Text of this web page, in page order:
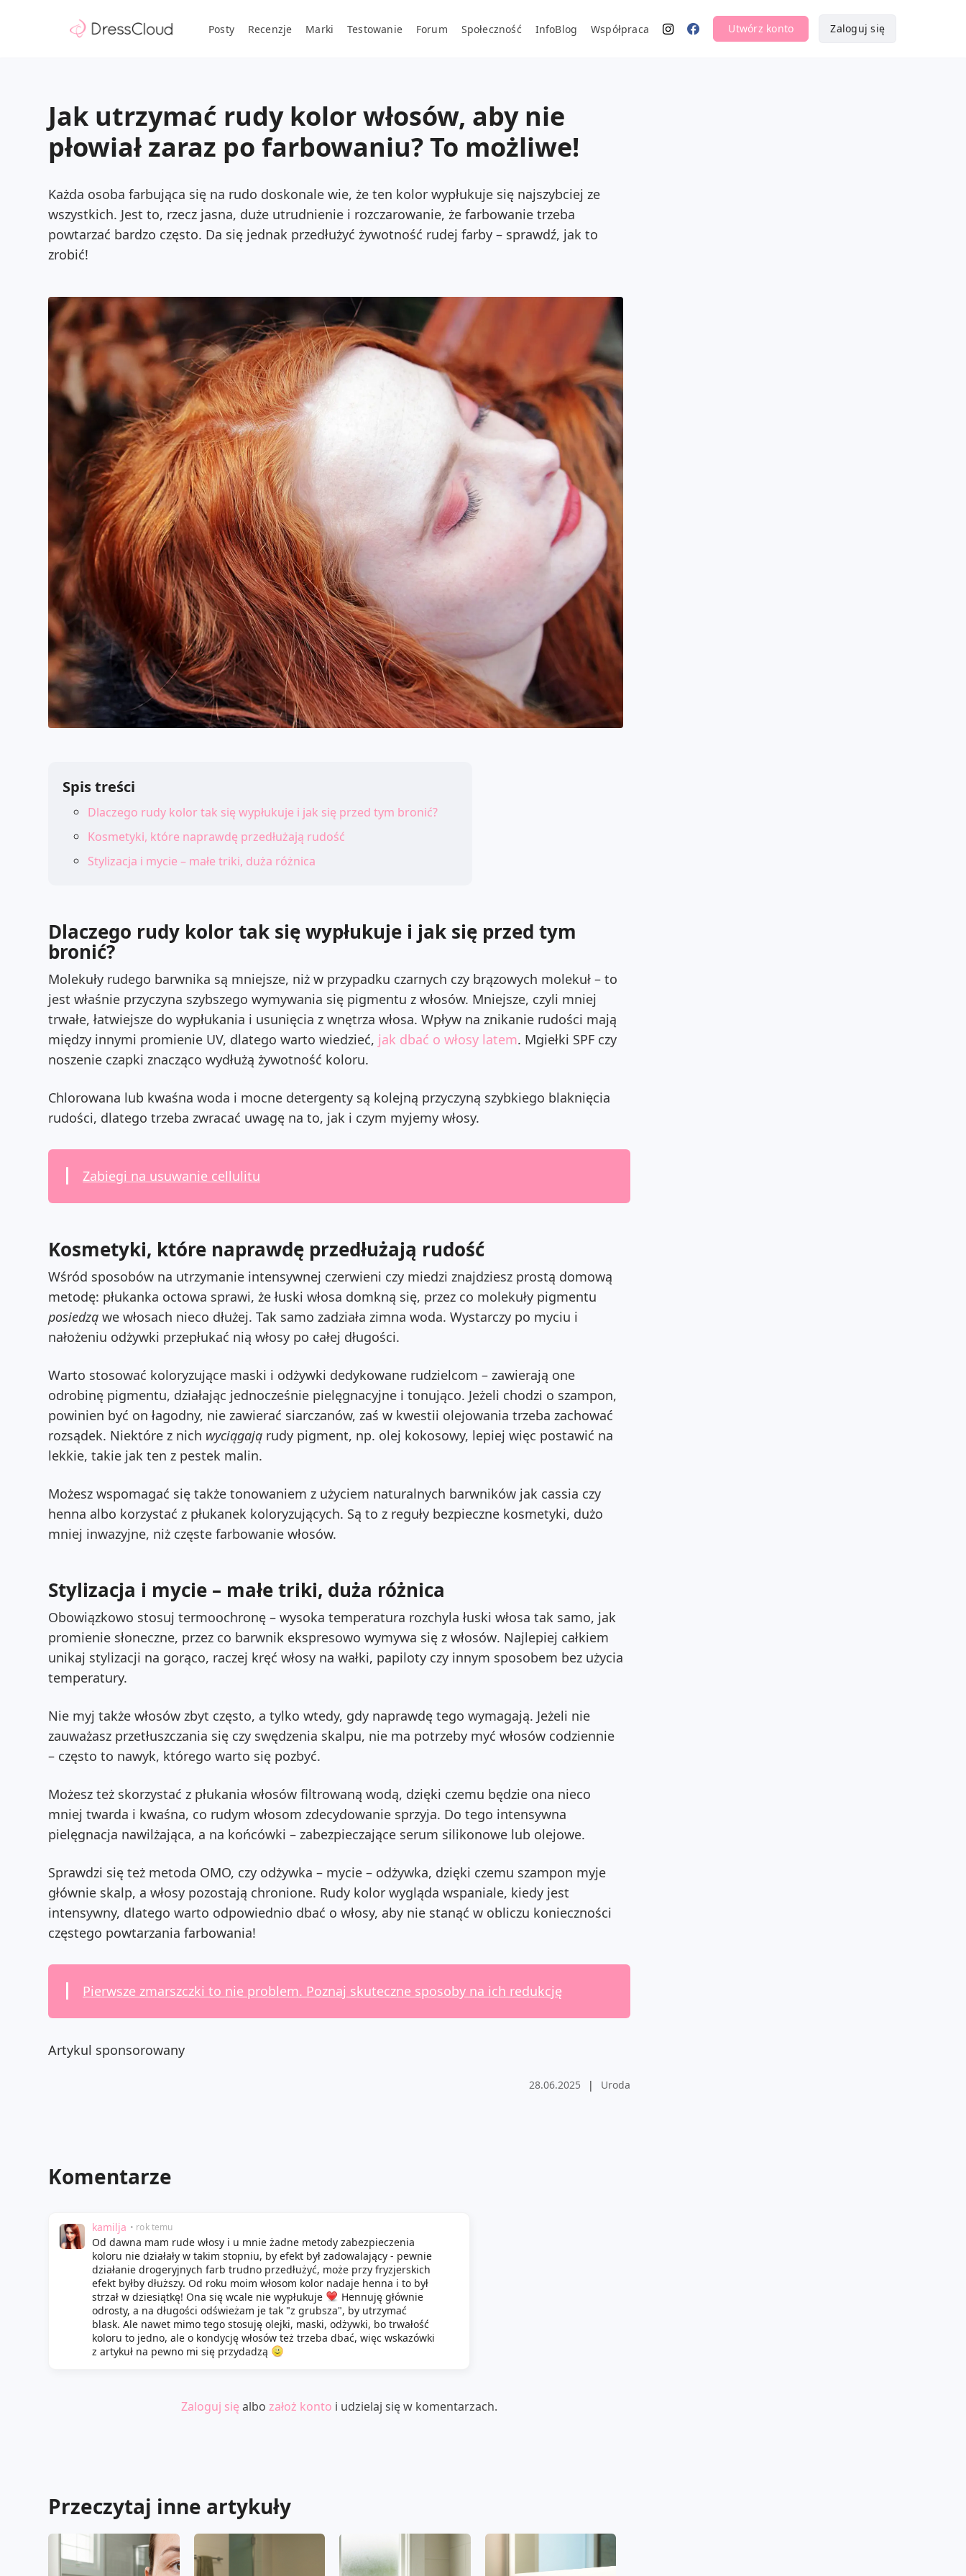
Posty Recenzje Marki Testowanie Forum Społeczność InfoBlog Współpraca Utwórz konto Zaloguj się
Jak utrzymać rudy kolor włosów, aby nie
płowiał zaraz po farbowaniu? To możliwe!
Każda osoba farbująca się na rudo doskonale wie, że ten kolor wypłukuje się najszybciej ze
wszystkich. Jest to, rzecz jasna, duże utrudnienie i rozczarowanie, że farbowanie trzeba
powtarzać bardzo często. Da się jednak przedłużyć żywotność rudej farby – sprawdź, jak to
zrobić!
Spis treści
Dlaczego rudy kolor tak się wypłukuje i jak się przed tym bronić?
Kosmetyki, które naprawdę przedłużają rudość
Stylizacja i mycie – małe triki, duża różnica
Dlaczego rudy kolor tak się wypłukuje i jak się przed tym
bronić?
Molekuły rudego barwnika są mniejsze, niż w przypadku czarnych czy brązowych molekuł – to
jest właśnie przyczyna szybszego wymywania się pigmentu z włosów. Mniejsze, czyli mniej
trwałe, łatwiejsze do wypłukania i usunięcia z wnętrza włosa. Wpływ na znikanie rudości mają
między innymi promienie UV, dlatego warto wiedzieć, jak dbać o włosy latem. Mgiełki SPF czy
noszenie czapki znacząco wydłużą żywotność koloru.
Chlorowana lub kwaśna woda i mocne detergenty są kolejną przyczyną szybkiego blaknięcia
rudości, dlatego trzeba zwracać uwagę na to, jak i czym myjemy włosy.
Zabiegi na usuwanie cellulitu
Kosmetyki, które naprawdę przedłużają rudość
Wśród sposobów na utrzymanie intensywnej czerwieni czy miedzi znajdziesz prostą domową
metodę: płukanka octowa sprawi, że łuski włosa domkną się, przez co molekuły pigmentu
posiedzą we włosach nieco dłużej. Tak samo zadziała zimna woda. Wystarczy po myciu i
nałożeniu odżywki przepłukać nią włosy po całej długości.
Warto stosować koloryzujące maski i odżywki dedykowane rudzielcom – zawierają one
odrobinę pigmentu, działając jednocześnie pielęgnacyjne i tonująco. Jeżeli chodzi o szampon,
powinien być on łagodny, nie zawierać siarczanów, zaś w kwestii olejowania trzeba zachować
rozsądek. Niektóre z nich wyciągają rudy pigment, np. olej kokosowy, lepiej więc postawić na
lekkie, takie jak ten z pestek malin.
Możesz wspomagać się także tonowaniem z użyciem naturalnych barwników jak cassia czy
henna albo korzystać z płukanek koloryzujących. Są to z reguły bezpieczne kosmetyki, dużo
mniej inwazyjne, niż częste farbowanie włosów.
Stylizacja i mycie – małe triki, duża różnica
Obowiązkowo stosuj termoochronę – wysoka temperatura rozchyla łuski włosa tak samo, jak
promienie słoneczne, przez co barwnik ekspresowo wymywa się z włosów. Najlepiej całkiem
unikaj stylizacji na gorąco, raczej kręć włosy na wałki, papiloty czy innym sposobem bez użycia
temperatury.
Nie myj także włosów zbyt często, a tylko wtedy, gdy naprawdę tego wymagają. Jeżeli nie
zauważasz przetłuszczania się czy swędzenia skalpu, nie ma potrzeby myć włosów codziennie
– często to nawyk, którego warto się pozbyć.
Możesz też skorzystać z płukania włosów filtrowaną wodą, dzięki czemu będzie ona nieco
mniej twarda i kwaśna, co rudym włosom zdecydowanie sprzyja. Do tego intensywna
pielęgnacja nawilżająca, a na końcówki – zabezpieczające serum silikonowe lub olejowe.
Sprawdzi się też metoda OMO, czy odżywka – mycie – odżywka, dzięki czemu szampon myje
głównie skalp, a włosy pozostają chronione. Rudy kolor wygląda wspaniale, kiedy jest
intensywny, dlatego warto odpowiednio dbać o włosy, aby nie stanąć w obliczu konieczności
częstego powtarzania farbowania!
Pierwsze zmarszczki to nie problem. Poznaj skuteczne sposoby na ich redukcję
Artykul sponsorowany
28.06.2025 | Uroda
Komentarze
kamilja • rok temu
Od dawna mam rude włosy i u mnie żadne metody zabezpieczenia
koloru nie działały w takim stopniu, by efekt był zadowalający - pewnie
działanie drogeryjnych farb trudno przedłużyć, może przy fryzjerskich
efekt byłby dłuższy. Od roku moim włosom kolor nadaje henna i to był
strzał w dziesiątkę! Ona się wcale nie wypłukuje
Hennuję głównie
odrosty, a na długości odświeżam je tak "z grubsza", by utrzymać
blask. Ale nawet mimo tego stosuję olejki, maski, odżywki, bo trwałość
koloru to jedno, ale o kondycję włosów też trzeba dbać, więc wskazówki
z artykuł na pewno mi się przydadzą
Zaloguj się albo założ konto i udzielaj się w komentarzach.
Przeczytaj inne artykuły